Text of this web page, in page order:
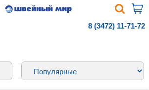
8 (3472) 11-71-72